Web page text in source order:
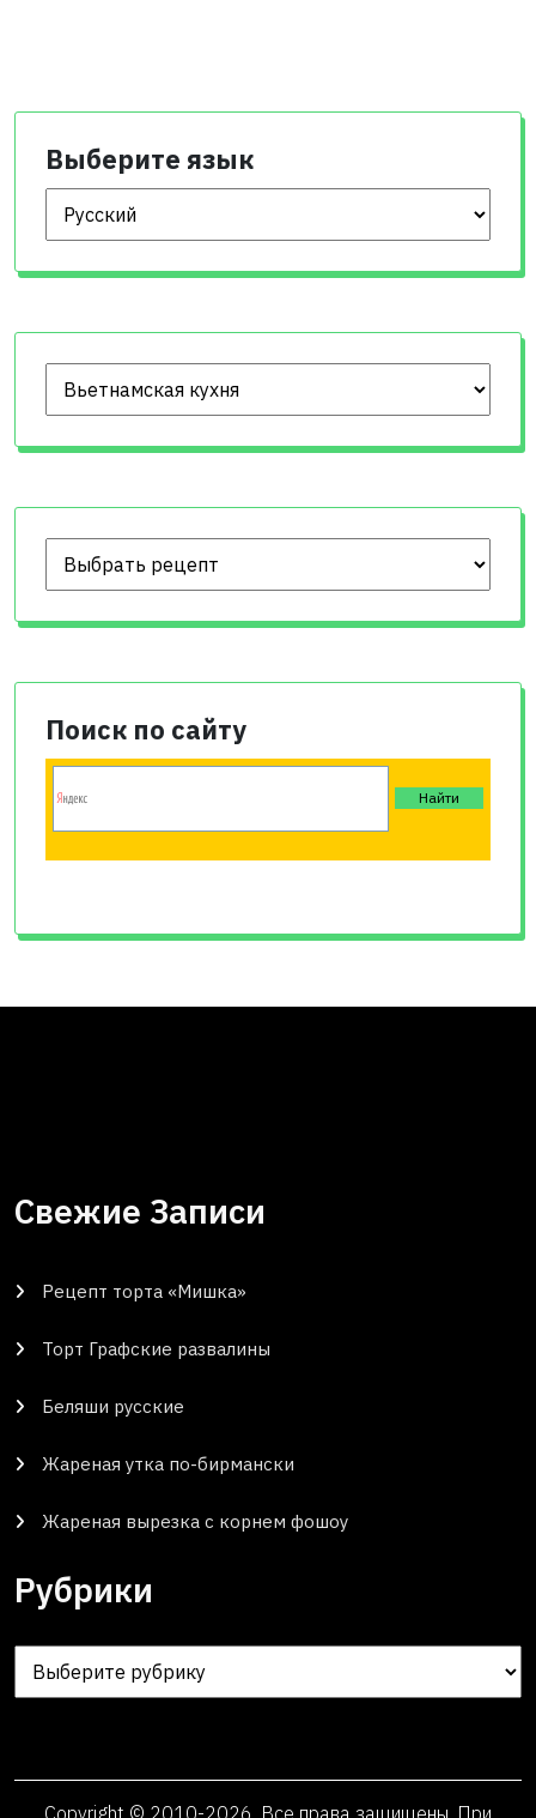
Выберите язык
Выберите язык
Поиск по сайту
Свежие Записи
Рецепт торта «Мишка»
Торт Графские развалины
Беляши русские
Жареная утка по-бирмански
Жареная вырезка с корнем фошоу
Рубрики
Рубрики
Copyright © 2010-2026. Все права защищены. При